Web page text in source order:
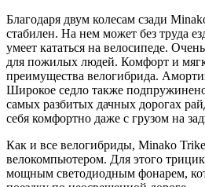
Благодаря двум колесам сзади
стабилен. На нем может без труда
умеет кататься на велосипеде.
для пожилых людей. Комфорт и
преимущества велогибрида.
Широкое седло также
самых разбитых дачных дорогах
себя комфортно даже с грузом на
Как и все велогибриды, Minako
велокомпьютером. Для этого
мощным светодиодным фонарем,